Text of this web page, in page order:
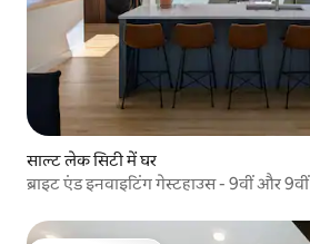
साल्ट लेक सिटी में घर
ब्राइट एंड इनवाइटिंग गेस्टहाउस - 9वीं और 9वीं